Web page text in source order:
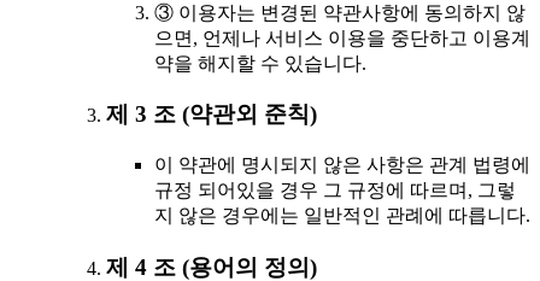
③ 이용자는 변경된 약관사항에 동의하지 않
으면, 언제나 서비스 이용을 중단하고 이용계
약을 해지할 수 있습니다.
제 3 조 (약관외 준칙)
이 약관에 명시되지 않은 사항은 관계 법령에
규정 되어있을 경우 그 규정에 따르며, 그렇
지 않은 경우에는 일반적인 관례에 따릅니다.
제 4 조 (용어의 정의)